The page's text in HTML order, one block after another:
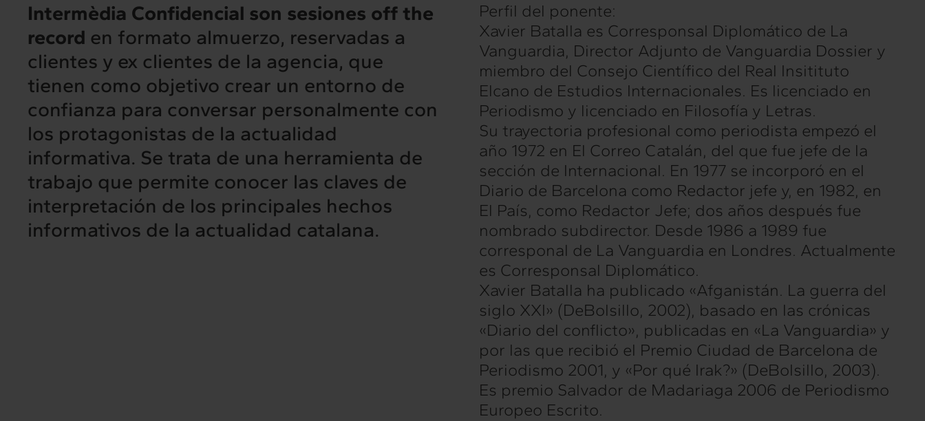
Intermèdia Interconexión Interacción
Proyectos
Intermèdia
Confidencial
Intercambio
Contacto
Intermèdia Confidencial son sesiones off the
record en formato almuerzo, reservadas a
clientes y ex clientes de la agencia, que
tienen como objetivo crear un entorno de
confianza para conversar personalmente con
los protagonistas de la actualidad
informativa. Se trata de una herramienta de
trabajo que permite conocer las claves de
interpretación de los principales hechos
informativos de la actualidad catalana.
Perfil del ponente:
Xavier Batalla es Corresponsal Diplomático de La
Vanguardia, Director Adjunto de Vanguardia Dossier y
miembro del Consejo Científico del Real Insitituto
Elcano de Estudios Internacionales. Es licenciado en
Periodismo y licenciado en Filosofía y Letras.
Su trayectoria profesional como periodista empezó el
año 1972 en El Correo Catalán, del que fue jefe de la
sección de Internacional. En 1977 se incorporó en el
Diario de Barcelona como Redactor jefe y, en 1982, en
El País, como Redactor Jefe; dos años después fue
nombrado subdirector. Desde 1986 a 1989 fue
corresponal de La Vanguardia en Londres. Actualmente
es Corresponsal Diplomático.
Xavier Batalla ha publicado «Afganistán. La guerra del
siglo XXI» (DeBolsillo, 2002), basado en las crónicas
«Diario del conflicto», publicadas en «La Vanguardia» y
por las que recibió el Premio Ciudad de Barcelona de
Periodismo 2001, y «Por qué Irak?» (DeBolsillo, 2003).
Es premio Salvador de Madariaga 2006 de Periodismo
Europeo Escrito.